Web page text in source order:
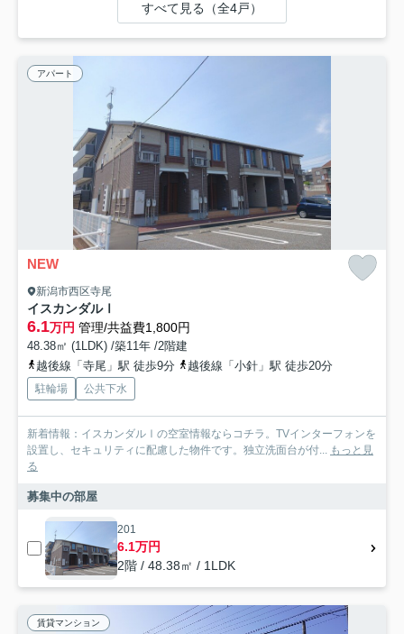
すべて見る（全4戸）
アパート
NEW
新潟市西区寺尾
イスカンダルⅠ
6.1万円 管理/共益費1,800円
48.38㎡ (1LDK) /築11年 /2階建
越後線「寺尾」駅 徒歩9分
越後線「小針」駅 徒歩20分
駐輪場 公共下水
新着情報：イスカンダルⅠの空室情報ならコチラ。TVインターフォンを
設置し、セキュリティに配慮した物件です。独立洗面台が付... もっと見
る
募集中の部屋
201
6.1万円
2階 / 48.38㎡ / 1LDK
賃貸マンション